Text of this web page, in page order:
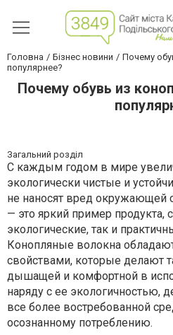
Головна Бізнес новини
Почему
популярнее?
Почему обувь из
Загальний розділ
С каждым годом в мире
экологически чистые и
не наносят вред окружающей
— это яркий пример продукта,
экологические, так и
Конопляные волокна
свойствами, которые делают
дышащей и комфортной в
наряду с ее экологичностью,
все более востребованной
осознанному потреблению.